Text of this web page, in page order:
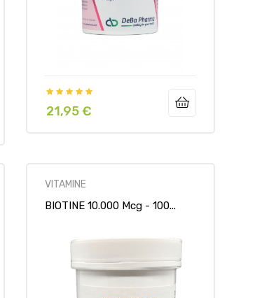
Preis
21,95 €
VITAMINE
BIOTINE 10.000 Mcg - 100...